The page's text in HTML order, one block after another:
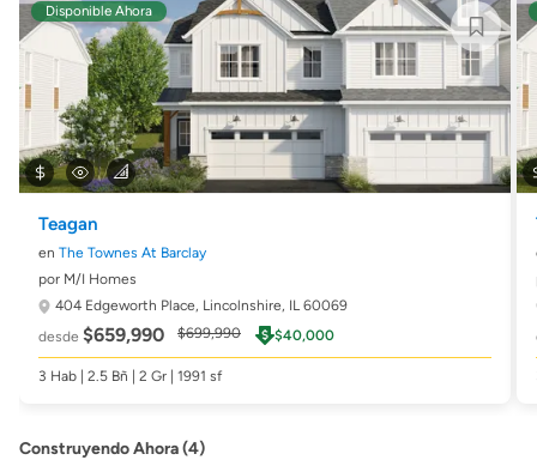
Disponible Ahora
Teagan
en The Townes At Barclay
por M/I Homes
404 Edgeworth Place, Lincolnshire, IL 60069
desde $659,990 $699,990 $40,000
3 Hab | 2.5 Bñ | 2 Gr | 1991 sf
Construyendo Ahora (4)